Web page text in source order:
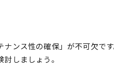
簡素化がもたらすメリット
設計を実現する思考法
ンス性の確保」が不可欠で
しましょう。